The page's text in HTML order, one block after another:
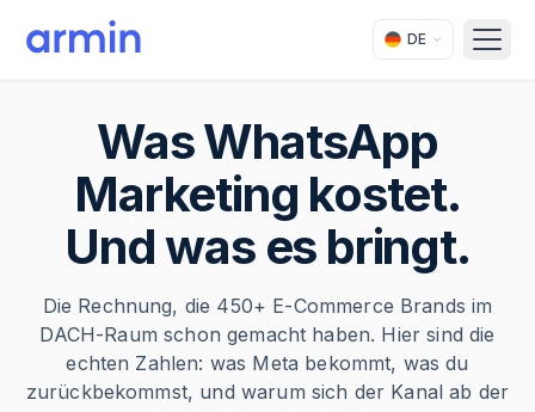
DE
Was WhatsApp
Marketing kostet.
Und was es bringt.
Die Rechnung, die 450+ E-Commerce Brands im
DACH-Raum schon gemacht haben. Hier sind die
echten Zahlen: was Meta bekommt, was du
zurückbekommst, und warum sich der Kanal ab der